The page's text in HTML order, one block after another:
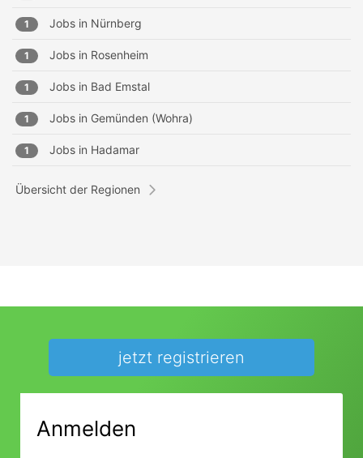
1 Jobs in Nürnberg
1 Jobs in Rosenheim
1 Jobs in Bad Emstal
1 Jobs in Gemünden (Wohra)
1 Jobs in Hadamar
Übersicht der Regionen
jetzt registrieren
Anmelden